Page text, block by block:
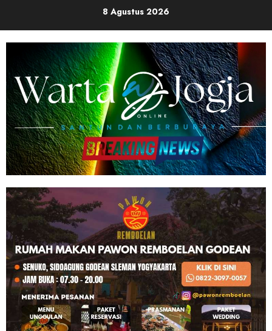
content
8 Agustus 2026